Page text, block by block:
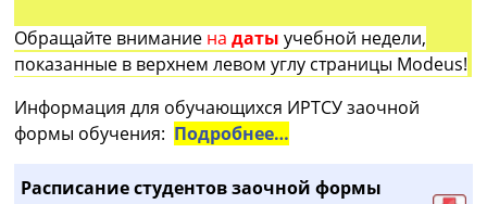
Обращайте внимание на датыучебной недели,
показанные в верхнем левом углу страницы Modeus!
Информация для обучающихся ИРТСУ заочной
формы обучения: Подробнее…
Расписание студентов заочной формы